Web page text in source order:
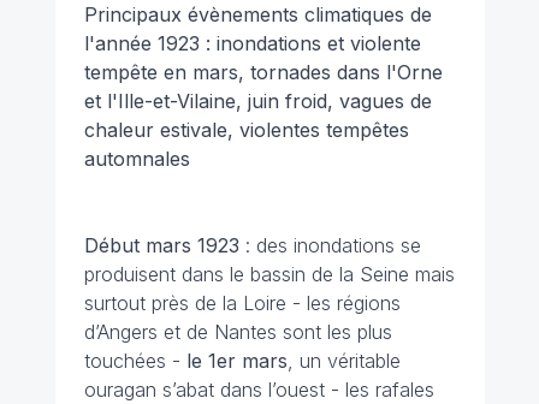
Principaux évènements climatiques de
l'année 1923 : inondations et violente
tempête en mars, tornades dans l'Orne
et l'Ille-et-Vilaine, juin froid, vagues de
chaleur estivale, violentes tempêtes
automnales
Début mars 1923 : des inondations se
produisent dans le bassin de la Seine mais
surtout près de la Loire - les régions
d’Angers et de Nantes sont les plus
touchées - le 1er mars, un véritable
ouragan s’abat dans l’ouest - les rafales